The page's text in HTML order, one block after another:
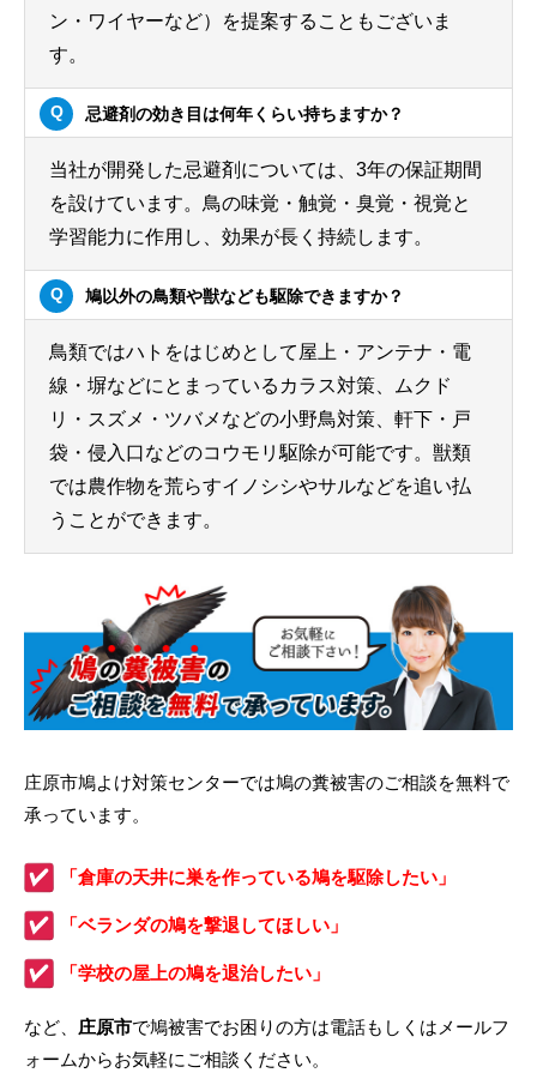
ン・ワイヤーなど）を提案することもございま
す。
忌避剤の効き目は何年くらい持ちますか？
当社が開発した忌避剤については、3年の保証期間
を設けています。鳥の味覚・触覚・臭覚・視覚と
学習能力に作用し、効果が長く持続します。
鳩以外の鳥類や獣なども駆除できますか？
鳥類ではハトをはじめとして屋上・アンテナ・電
線・塀などにとまっているカラス対策、ムクド
リ・スズメ・ツバメなどの小野鳥対策、軒下・戸
袋・侵入口などのコウモリ駆除が可能です。獣類
では農作物を荒らすイノシシやサルなどを追い払
うことができます。
庄原市鳩よけ対策センターでは鳩の糞被害のご相談を無料で
承っています。
「倉庫の天井に巣を作っている鳩を駆除したい」
「ベランダの鳩を撃退してほしい」
「学校の屋上の鳩を退治したい」
など、 庄原市で鳩被害でお困りの方は電話もしくはメールフ
ォームからお気軽にご相談ください。